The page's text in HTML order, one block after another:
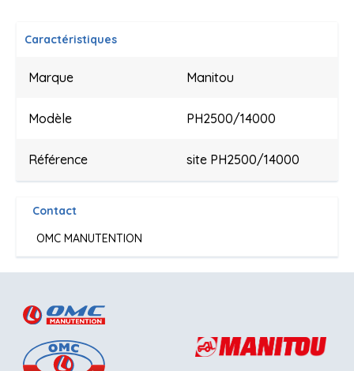
Caractéristiques
Marque Manitou
Modèle PH2500/14000
Référence site PH2500/14000
Contact
OMC MANUTENTION